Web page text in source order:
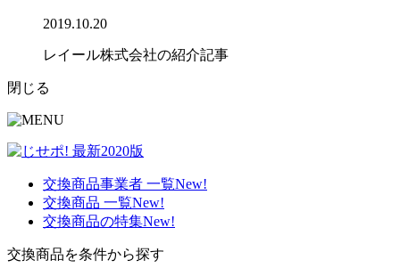
2019.10.20
レイール株式会社の紹介記事
閉じる
交換商品事業者 一覧New!
交換商品 一覧New!
交換商品の特集New!
交換商品を条件から探す